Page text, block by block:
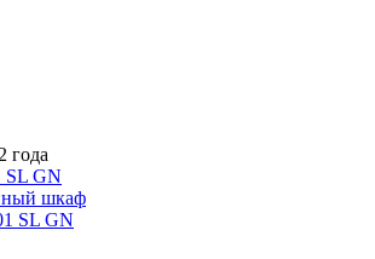
года
SL GN
шкаф
SL GN